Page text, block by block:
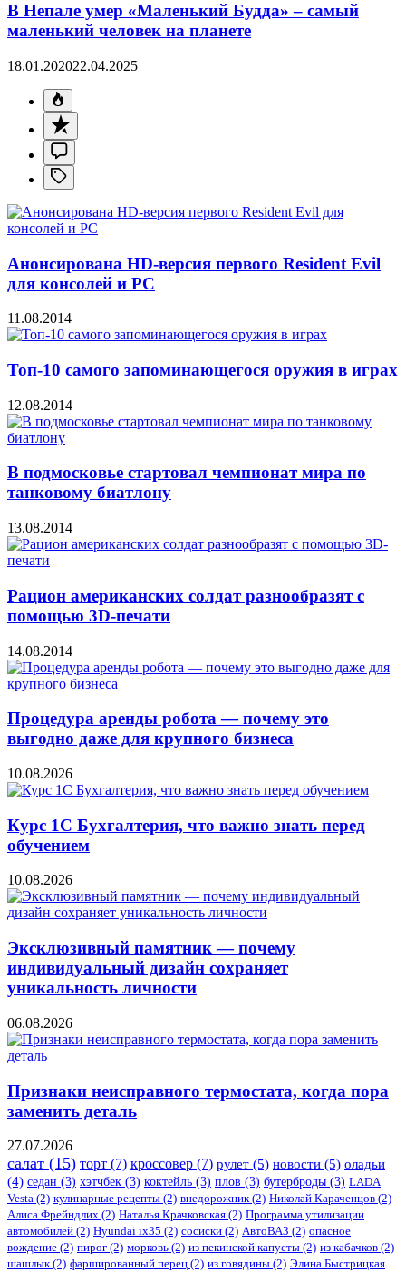
В Непале умер «Маленький Будда» – самый
маленький человек на планете
18.01.202022.04.2025
Анонсирована HD-версия первого Resident Evil
для консолей и PC
11.08.2014
Топ-10 самого запоминающегося оружия в играх
12.08.2014
В подмосковье стартовал чемпионат мира по
танковому биатлону
13.08.2014
Рацион американских солдат разнообразят с
помощью 3D-печати
14.08.2014
Процедура аренды робота — почему это
выгодно даже для крупного бизнеса
10.08.2026
Курс 1С Бухгалтерия, что важно знать перед
обучением
10.08.2026
Эксклюзивный памятник — почему
индивидуальный дизайн сохраняет
уникальность личности
06.08.2026
Признаки неисправного термостата, когда пора
заменить деталь
27.07.2026
салат (15) торт (7) кроссовер (7) рулет (5) новости (5) оладьи
(4) седан (3) хэтчбек (3) коктейль (3) плов (3) бутерброды (3) LADA
Vesta (2) кулинарные рецепты (2) внедорожник(2) Николай Караченцов (2)
Алиса Фрейндлих (2) Наталья Крачковская (2) Программа утилизации
автомобилей (2) ​Hyundai ix35 (2) сосиски (2) АвтоВАЗ (2) опасное
вождение (2) пирог (2) морковь (2) из пекинской капусты (2) из кабачков (2)
шашлык(2) фаршированный перец (2) из говядины (2) Элина Быстрицкая